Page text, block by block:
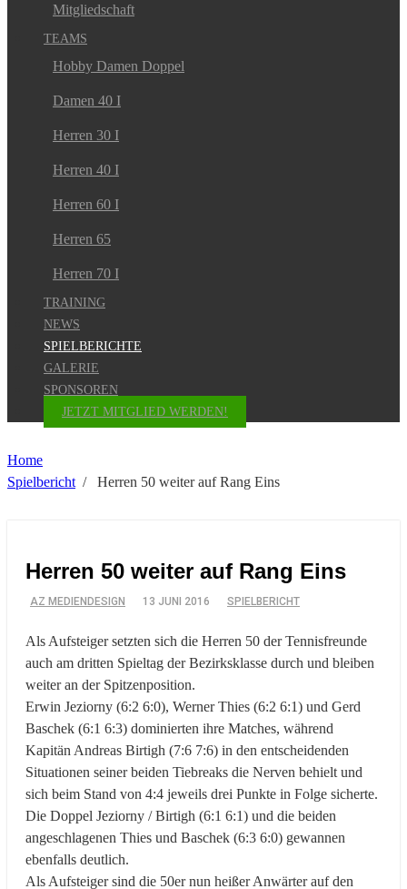
Mitgliedschaft
TEAMS
Hobby Damen Doppel
Damen 40 I
Herren 30 I
Herren 40 I
Herren 60 I
Herren 65
Herren 70 I
TRAINING
NEWS
SPIELBERICHTE
GALERIE
SPONSOREN
JETZT MITGLIED WERDEN!
Home
Spielbericht / Herren 50 weiter auf Rang Eins
Herren 50 weiter auf Rang Eins
AZ MEDIENDESIGN 13 JUNI 2016 SPIELBERICHT
Als Aufsteiger setzten sich die Herren 50 der Tennisfreunde
auch am dritten Spieltag der Bezirksklasse durch und bleiben
weiter an der Spitzenposition.
Erwin Jeziorny (6:2 6:0), Werner Thies (6:2 6:1) und Gerd
Baschek (6:1 6:3) dominierten ihre Matches, während
Kapitän Andreas Birtigh (7:6 7:6) in den entscheidenden
Situationen seiner beiden Tiebreaks die Nerven behielt und
sich beim Stand von 4:4 jeweils drei Punkte in Folge sicherte.
Die Doppel Jeziorny / Birtigh (6:1 6:1) und die beiden
angeschlagenen Thies und Baschek (6:3 6:0) gewannen
ebenfalls deutlich.
Als Aufsteiger sind die 50er nun heißer Anwärter auf den